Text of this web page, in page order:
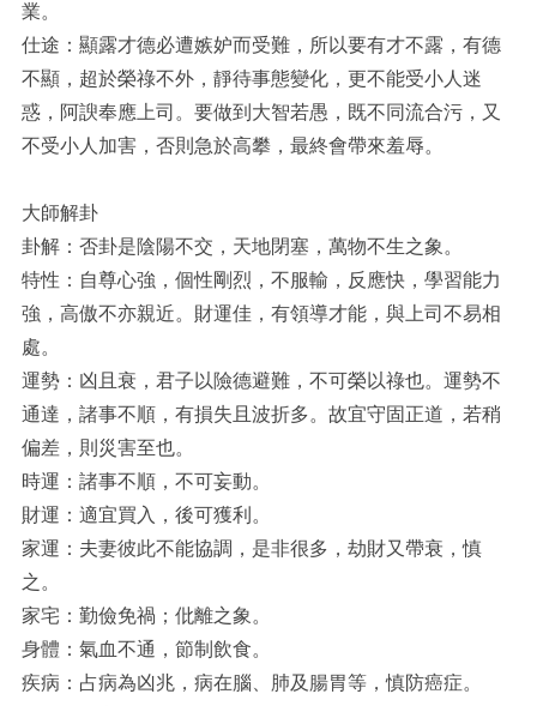
業。
仕途：顯露才德必遭嫉妒而受難，所以要有才不露，有德
不顯，超於榮祿不外，靜待事態變化，更不能受小人迷
惑，阿諛奉應上司。要做到大智若愚，既不同流合污，又
不受小人加害，否則急於高攀，最終會帶來羞辱。
大師解卦
卦解：否卦是陰陽不交，天地閉塞，萬物不生之象。
特性：自尊心強，個性剛烈，不服輸，反應快，學習能力
強，高傲不亦親近。財運佳，有領導才能，與上司不易相
處。
運勢：凶且衰，君子以險德避難，不可榮以祿也。運勢不
通達，諸事不順，有損失且波折多。故宜守固正道，若稍
偏差，則災害至也。
時運：諸事不順，不可妄動。
財運：適宜買入，後可獲利。
家運：夫妻彼此不能協調，是非很多，劫財又帶衰，慎
之。
家宅：勤儉免禍；仳離之象。
身體：氣血不通，節制飲食。
疾病：占病為凶兆，病在腦、肺及腸胃等，慎防癌症。